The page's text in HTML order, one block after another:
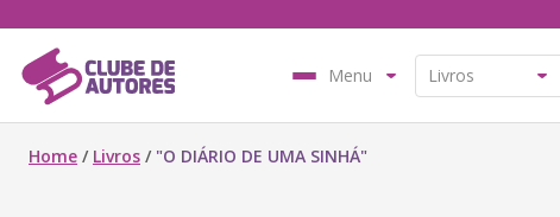
Menu
Home / Livros / "O DIÁRIO DE UMA SINHÁ"